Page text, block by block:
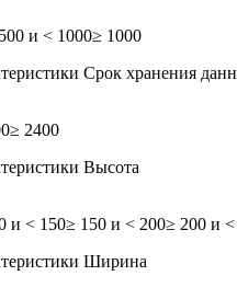
и < 1000≥ 1000
Срок хранения
≥ 2400
Высота
и < 150≥ 150 и < 200≥ 200 и
Ширина